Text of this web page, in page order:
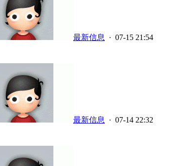
最新信息 · 07-15 21:54
最新信息 · 07-14 22:32